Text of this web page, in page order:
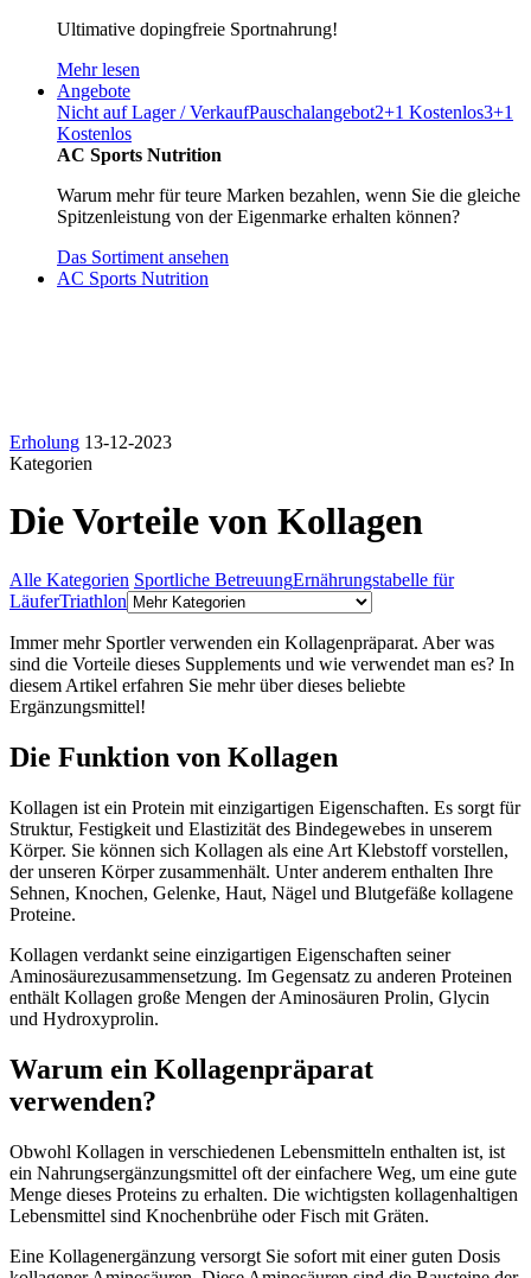
Ultimative dopingfreie Sportnahrung!
Mehr lesen
Angebote
Nicht auf Lager / VerkaufPauschalangebot2+1 Kostenlos3+1
Kostenlos
AC Sports Nutrition
Warum mehr für teure Marken bezahlen, wenn Sie die gleiche
Spitzenleistung von der Eigenmarke erhalten können?
Das Sortiment ansehen
AC Sports Nutrition
Erholung 13-12-2023
Kategorien
Die Vorteile von Kollagen
Alle Kategorien Sportliche BetreuungErnährungstabelle für
LäuferTriathlon
Immer mehr Sportler verwenden ein Kollagenpräparat. Aber was
sind die Vorteile dieses Supplements und wie verwendet man es? In
diesem Artikel erfahren Sie mehr über dieses beliebte
Ergänzungsmittel!
Die Funktion von Kollagen
Kollagen ist ein Protein mit einzigartigen Eigenschaften. Es sorgt für
Struktur, Festigkeit und Elastizität des Bindegewebes in unserem
Körper. Sie können sich Kollagen als eine Art Klebstoff vorstellen,
der unseren Körper zusammenhält. Unter anderem enthalten Ihre
Sehnen, Knochen, Gelenke, Haut, Nägel und Blutgefäße kollagene
Proteine.
Kollagen verdankt seine einzigartigen Eigenschaften seiner
Aminosäurezusammensetzung. Im Gegensatz zu anderen Proteinen
enthält Kollagen große Mengen der Aminosäuren Prolin, Glycin
und Hydroxyprolin.
Warum ein Kollagenpräparat
verwenden?
Obwohl Kollagen in verschiedenen Lebensmitteln enthalten ist, ist
ein Nahrungsergänzungsmittel oft der einfachere Weg, um eine gute
Menge dieses Proteins zu erhalten. Die wichtigsten kollagenhaltigen
Lebensmittel sind Knochenbrühe oder Fisch mit Gräten.
Eine Kollagenergänzung versorgt Sie sofort mit einer guten Dosis